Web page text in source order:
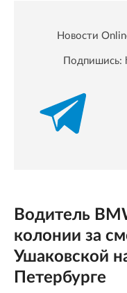
Новости
Подпишись:
Водитель
колонии за
Ушаковской
Петербурге